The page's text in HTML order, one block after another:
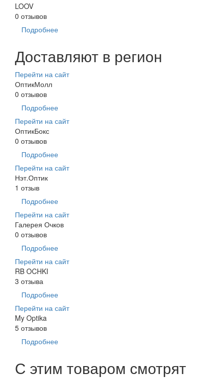
LOOV
0 отзывов
Подробнее
Доставляют в регион
Перейти на сайт
ОптикМолл
0 отзывов
Подробнее
Перейти на сайт
ОптикБокс
0 отзывов
Подробнее
Перейти на сайт
Нэт.Оптик
1 отзыв
Подробнее
Перейти на сайт
Галерея Очков
0 отзывов
Подробнее
Перейти на сайт
RB OCHKI
3 отзыва
Подробнее
Перейти на сайт
My Optika
5 отзывов
Подробнее
С этим товаром смотрят